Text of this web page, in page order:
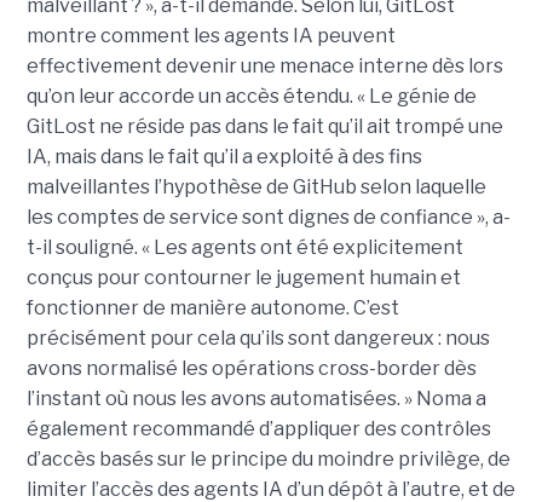
malveillant ? », a-t-il demandé. Selon lui, GitLost
montre comment les agents IA peuvent
effectivement devenir une menace interne dès lors
qu’on leur accorde un accès étendu. « Le génie de
GitLost ne réside pas dans le fait qu’il ait trompé une
IA, mais dans le fait qu’il a exploité à des fins
malveillantes l’hypothèse de GitHub selon laquelle
les comptes de service sont dignes de confiance », a-
t-il souligné. « Les agents ont été explicitement
conçus pour contourner le jugement humain et
fonctionner de manière autonome. C’est
précisément pour cela qu’ils sont dangereux : nous
avons normalisé les opérations cross-border dès
l’instant où nous les avons automatisées. » Noma a
également recommandé d’appliquer des contrôles
d’accès basés sur le principe du moindre privilège, de
limiter l’accès des agents IA d’un dépôt à l’autre, et de